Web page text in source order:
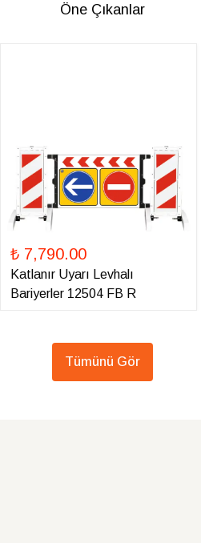
Öne Çıkanlar
₺ 7,790.00
Katlanır Uyarı Levhalı
Bariyerler 12504 FB R
Tümünü Gör